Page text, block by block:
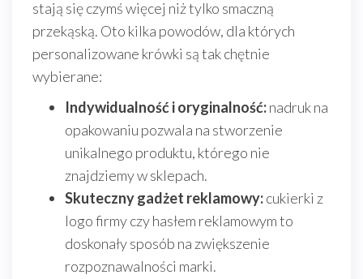
stają się czymś więcej niż tylko smaczną
przekąską. Oto kilka powodów, dla których
personalizowane krówki są tak chętnie
wybierane:
Indywidualność i oryginalność:nadruk na
opakowaniu pozwala na stworzenie
unikalnego produktu, którego nie
znajdziemy w sklepach.
Skuteczny gadżet reklamowy:cukierki z
logo firmy czy hasłem reklamowym to
doskonały sposób na zwiększenie
rozpoznawalności marki.